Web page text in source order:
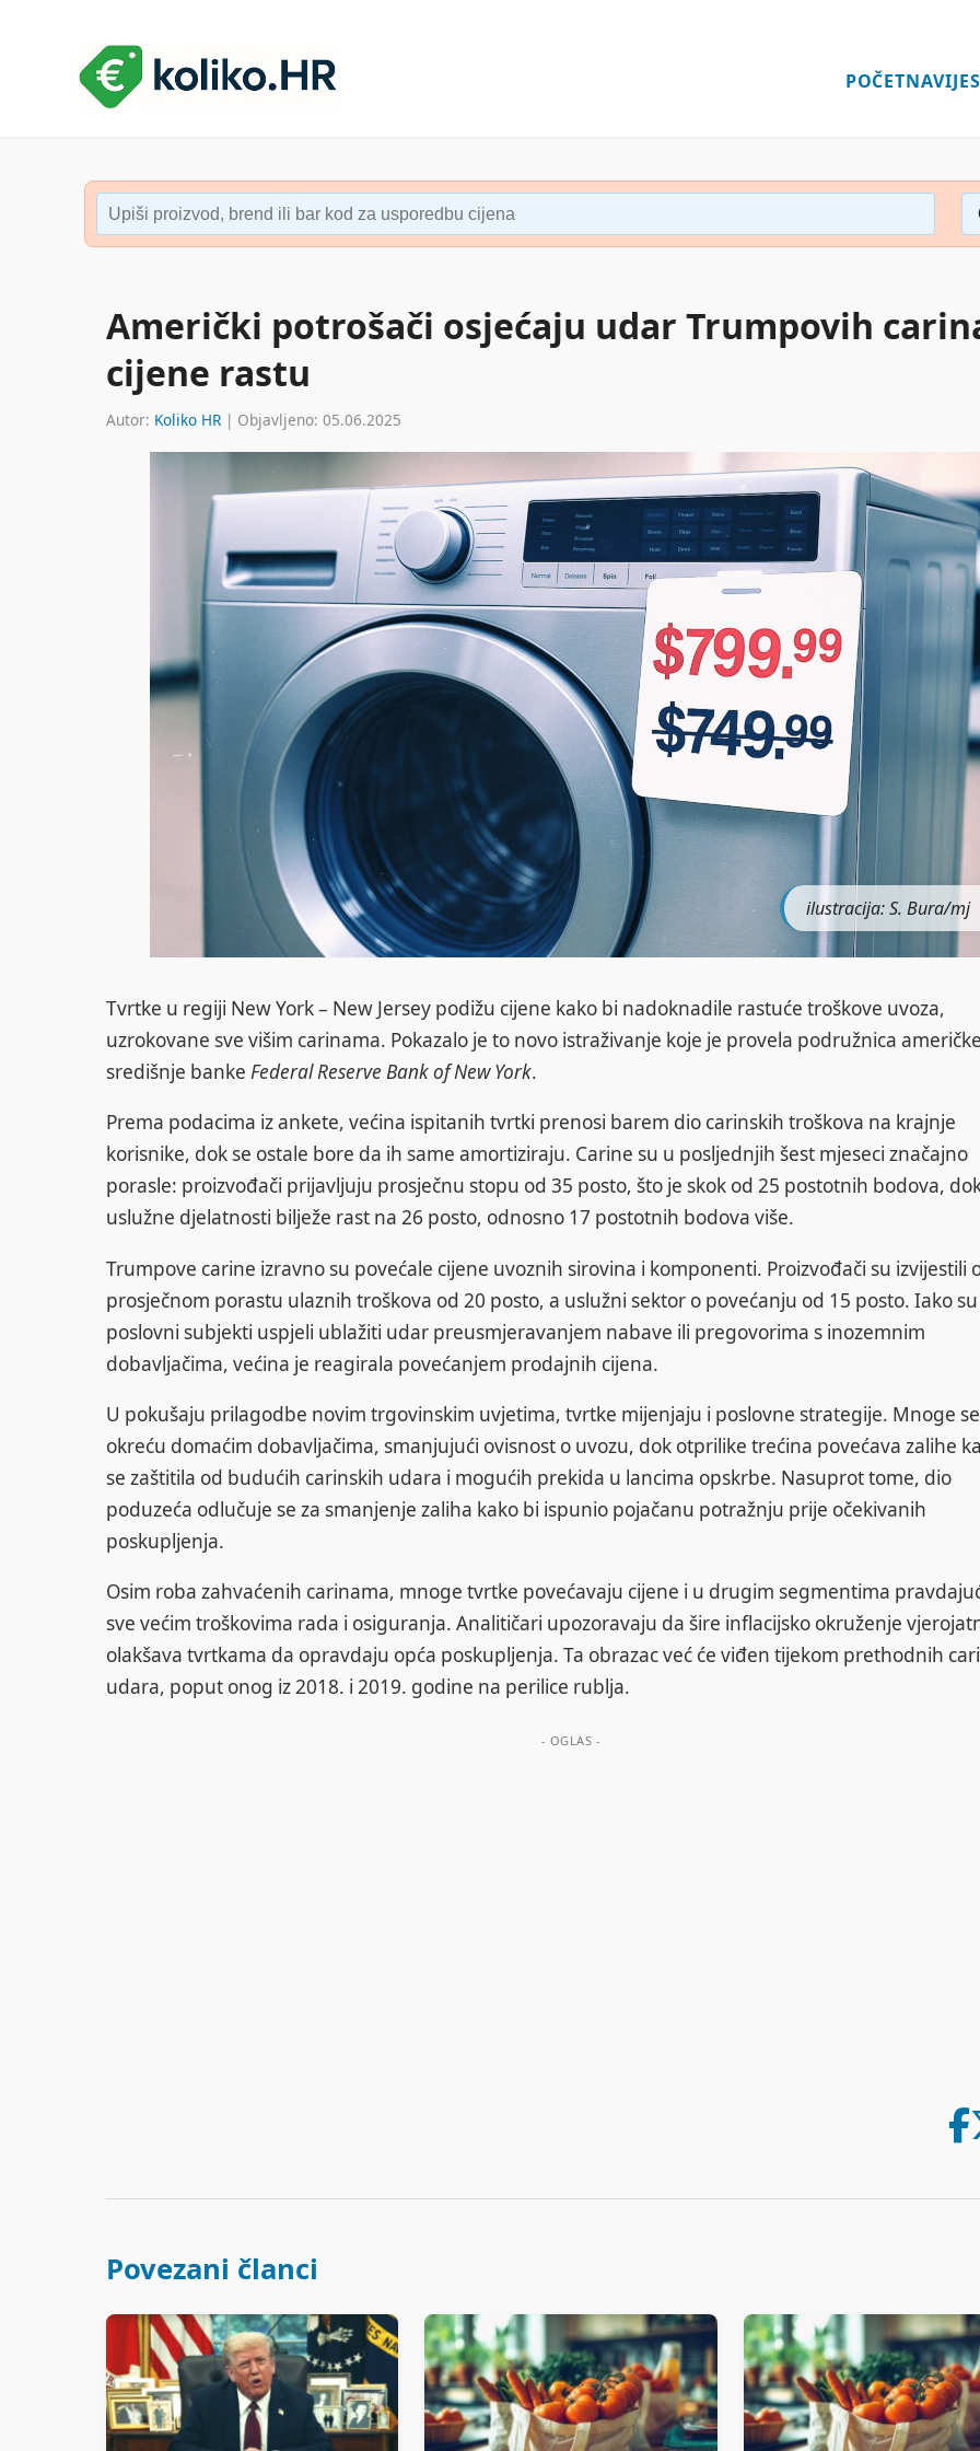
POČETNA
Američki potrošači osjećaju udar Trumpovih
cijene rastu
Autor: Koliko HR | Objavljeno: 05.06.2025
ilustracija: S. Bura/mj
Tvrtke u regiji New York – New Jersey podižu cijene kako bi nadoknadile rastuće troškove uvoza,
uzrokovane sve višim carinama. Pokazalo je to novo istraživanje koje je provela podružnica američke
središnje banke Federal Reserve Bank of New York.
Prema podacima iz ankete, većina ispitanih tvrtki prenosi barem dio carinskih troškova na krajnje
korisnike, dok se ostale bore da ih same amortiziraju. Carine su u posljednjih šest mjeseci značajno
porasle: proizvođači prijavljuju prosječnu stopu od 35 posto, što je skok od 25 postotnih bodova,
uslužne djelatnosti bilježe rast na 26 posto, odnosno 17 postotnih bodova više.
Trumpove carine izravno su povećale cijene uvoznih sirovina i komponenti. Proizvođači su izvijestili
prosječnom porastu ulaznih troškova od 20 posto, a uslužni sektor o povećanju od 15 posto. Iako
poslovni subjekti uspjeli ublažiti udar preusmjeravanjem nabave ili pregovorima s inozemnim
dobavljačima, većina je reagirala povećanjem prodajnih cijena.
U pokušaju prilagodbe novim trgovinskim uvjetima, tvrtke mijenjaju i poslovne strategije. Mnoge se
okreću domaćim dobavljačima, smanjujući ovisnost o uvozu, dok otprilike trećina povećava zalihe
se zaštitila od budućih carinskih udara i mogućih prekida u lancima opskrbe. Nasuprot tome, dio
poduzeća odlučuje se za smanjenje zaliha kako bi ispunio pojačanu potražnju prije očekivanih
poskupljenja.
Osim roba zahvaćenih carinama, mnoge tvrtke povećavaju cijene i u drugim segmentima
sve većim troškovima rada i osiguranja. Analitičari upozoravaju da šire inflacijsko okruženje
olakšava tvrtkama da opravdaju opća poskupljenja. Ta obrazac već će viđen tijekom prethodnih
udara, poput onog iz 2018. i 2019. godine na perilice rublja.
- OGLAS -
Povezani članci